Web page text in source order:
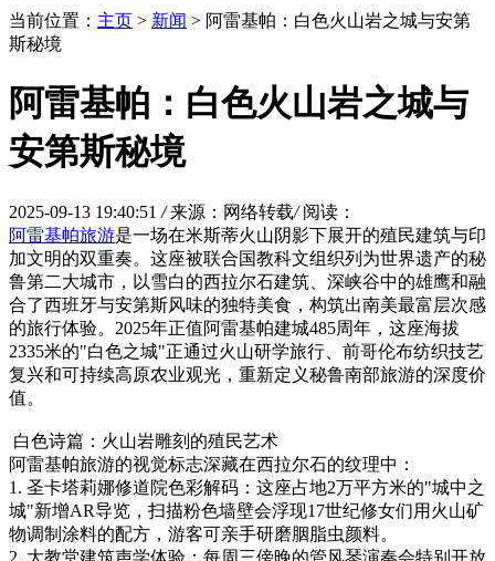
当前位置： 主页 > 新闻 > 阿雷基帕：白色火山岩之城与安第
斯秘境
阿雷基帕：白色火山岩之城与
安第斯秘境
2025-09-13 19:40:51 / 来源：网络转载/ 阅读：
阿雷基帕旅游是一场在米斯蒂火山阴影下展开的殖民建筑与印
加文明的双重奏。这座被联合国教科文组织列为世界遗产的秘
鲁第二大城市，以雪白的西拉尔石建筑、深峡谷中的雄鹰和融
合了西班牙与安第斯风味的独特美食，构筑出南美最富层次感
的旅行体验。2025年正值阿雷基帕建城485周年，这座海拔
2335米的"白色之城"正通过火山研学旅行、前哥伦布纺织技艺
复兴和可持续高原农业观光，重新定义秘鲁南部旅游的深度价
值。
白色诗篇：火山岩雕刻的殖民艺术
阿雷基帕旅游的视觉标志深藏在西拉尔石的纹理中：
1. 圣卡塔莉娜修道院色彩解码：这座占地2万平方米的"城中之
城"新增AR导览，扫描粉色墙壁会浮现17世纪修女们用火山矿
物调制涂料的配方，游客可亲手研磨胭脂虫颜料。
2. 大教堂建筑声学体验：每周三傍晚的管风琴演奏会特别开放